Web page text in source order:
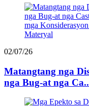
02/07/26
Matangtang nga
nga Bug-at nga